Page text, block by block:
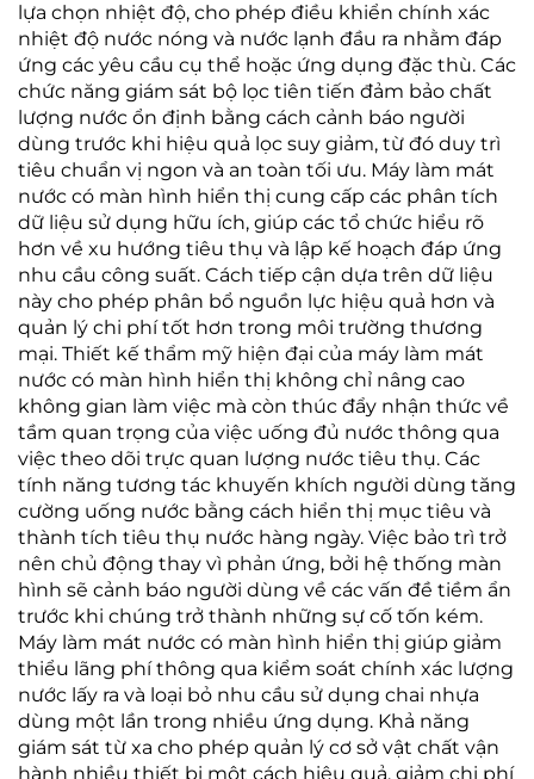
lựa chọn nhiệt độ, cho phép điều khiển chính xác
nhiệt độ nước nóng và nước lạnh đầu ra nhằm đáp
ứng các yêu cầu cụ thể hoặc ứng dụng đặc thù. Các
chức năng giám sát bộ lọc tiên tiến đảm bảo chất
lượng nước ổn định bằng cách cảnh báo người
dùng trước khi hiệu quả lọc suy giảm, từ đó duy trì
tiêu chuẩn vị ngon và an toàn tối ưu. Máy làm mát
nước có màn hình hiển thị cung cấp các phân tích
dữ liệu sử dụng hữu ích, giúp các tổ chức hiểu rõ
hơn về xu hướng tiêu thụ và lập kế hoạch đáp ứng
nhu cầu công suất. Cách tiếp cận dựa trên dữ liệu
này cho phép phân bổ nguồn lực hiệu quả hơn và
quản lý chi phí tốt hơn trong môi trường thương
mại. Thiết kế thẩm mỹ hiện đại của máy làm mát
nước có màn hình hiển thị không chỉ nâng cao
không gian làm việc mà còn thúc đẩy nhận thức về
tầm quan trọng của việc uống đủ nước thông qua
việc theo dõi trực quan lượng nước tiêu thụ. Các
tính năng tương tác khuyến khích người dùng tăng
cường uống nước bằng cách hiển thị mục tiêu và
thành tích tiêu thụ nước hàng ngày. Việc bảo trì trở
nên chủ động thay vì phản ứng, bởi hệ thống màn
hình sẽ cảnh báo người dùng về các vấn đề tiềm ẩn
trước khi chúng trở thành những sự cố tốn kém.
Máy làm mát nước có màn hình hiển thị giúp giảm
thiểu lãng phí thông qua kiểm soát chính xác lượng
nước lấy ra và loại bỏ nhu cầu sử dụng chai nhựa
dùng một lần trong nhiều ứng dụng. Khả năng
giám sát từ xa cho phép quản lý cơ sở vật chất vận
hành nhiều thiết bị một cách hiệu quả, giảm chi phí